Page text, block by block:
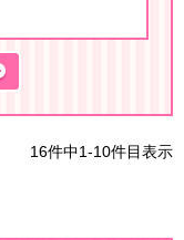
16件中1-10件目表示